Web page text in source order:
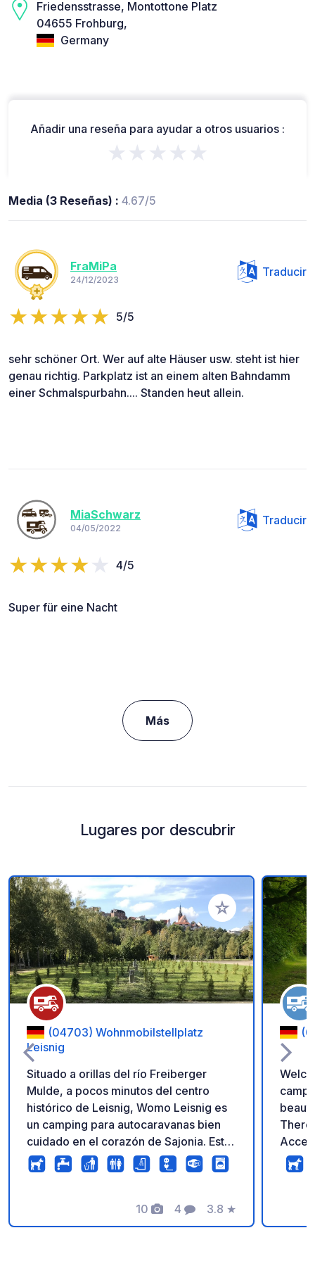
Friedensstrasse, Montottone Platz
04655 Frohburg,
Germany
Añadir una reseña para ayudar a otros usuarios :
★★★★★
Media (3 Reseñas) : 4.67/5
FraMiPa
24/12/2023
Traducir
5/5
sehr schöner Ort. Wer auf alte Häuser usw. steht ist hier
genau richtig. Parkplatz ist an einem alten Bahndamm
einer Schmalspurbahn.... Standen heut allein.
MiaSchwarz
04/05/2022
Traducir
4/5
Super für eine Nacht
Más
Lugares por descubrir
Añadir a tus
(04703) Wohnmobilstellplatz
Leisnig
Situado a orillas del río Freiberger
Mulde, a pocos minutos del centro
histórico de Leisnig, Womo Leisnig es
un camping para autocaravanas bien
cuidado en el corazón de Sajonia. Este
tranquilo oasis verde es ideal para
quienes desean desconectar de la
partida para excursiones turísticas,
10
Fotos
4
Comentarios
3.8
Calificación
★
There
(in
m to the